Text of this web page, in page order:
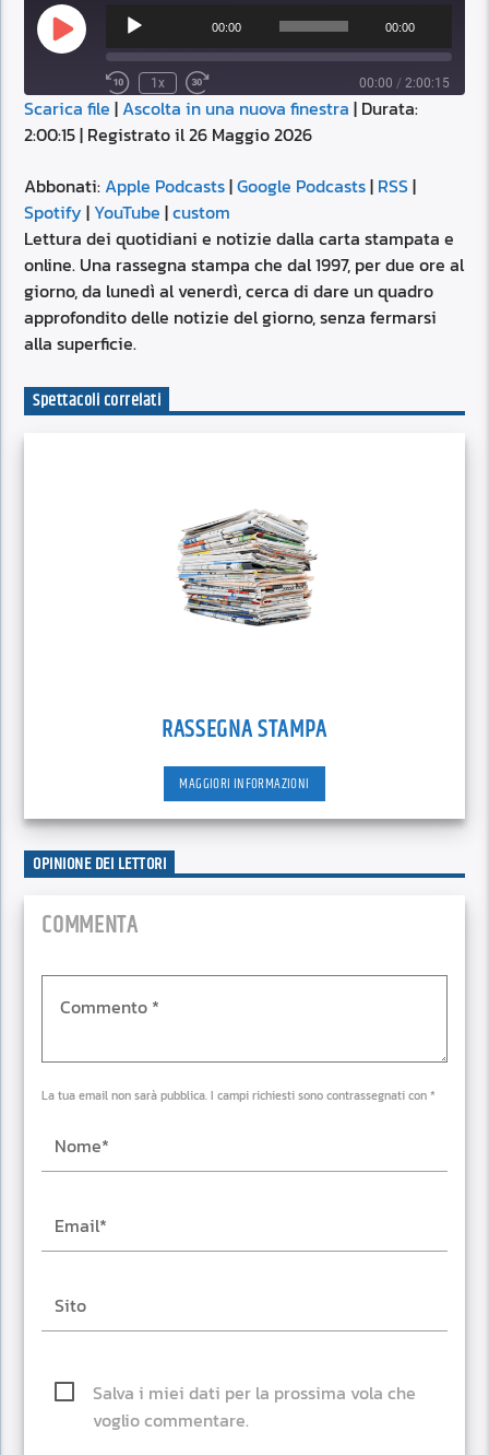
Play
Episode
Audio
Player
00:00 00:00
1x 00:00 / 2:00:15
SUBSCRIBE SHARE
Apple Podcasts Google Podcasts
YouTube
RSS FEED
SHARE
LINK
EMBED
Scarica file |Ascolta in una nuova finestra | Durata:
2:00:15| Registrato il 26 Maggio 2026
Abbonati:Apple Podcasts|Google Podcasts| RSS|
Spotify | YouTube |custom
Lettura dei quotidiani e notizie dalla carta stampata e
online. Una rassegna stampa che dal 1997, per due ore al
giorno, da lunedì al venerdì, cerca di dare un quadro
approfondito delle notizie del giorno, senza fermarsi
alla superficie.
Spettacoli correlati
RASSEGNA STAMPA
MAGGIORI INFORMAZIONI
OPINIONE DEI LETTORI
COMMENTA
La tua email non sarà pubblica. I campi richiesti sono contrassegnati con *
Salva i miei dati per la prossima vola che
voglio commentare.